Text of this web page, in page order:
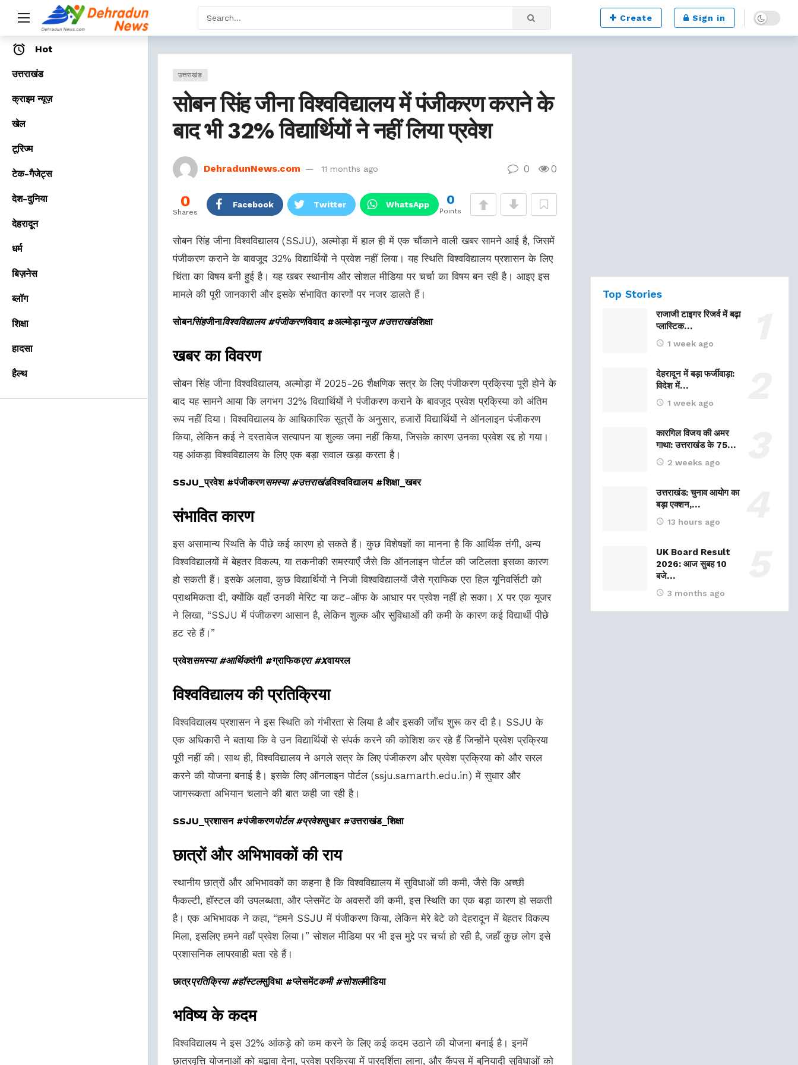
Create Sign in Dark mode
उत्तराखंड
सोबन सिंह जीना विश्वविद्यालय में पंजीकरण कराने के
बाद भी 32% विद्यार्थियों ने नहीं लिया प्रवेश
DehradunNews.com 11 months ago 0 0
0
Shares
Facebook Twitter WhatsApp 0
Points
सोबन सिंह जीना विश्वविद्यालय (SSJU), अल्मोड़ा में हाल ही में एक चौंकाने वाली खबर सामने आई है, जिसमें
पंजीकरण कराने के बावजूद 32% विद्यार्थियों ने प्रवेश नहीं लिया। यह स्थिति विश्वविद्यालय प्रशासन के लिए
चिंता का विषय बनी हुई है। यह खबर स्थानीय और सोशल मीडिया पर चर्चा का विषय बन रही है। आइए इस
मामले की पूरी जानकारी और इसके संभावित कारणों पर नजर डालते हैं।
सोबनसिंहजीनाविश्वविद्यालय #पंजीकरणविवाद #अल्मोड़ान्यूज #उत्तराखंडशिक्षा
खबर का विवरण
सोबन सिंह जीना विश्वविद्यालय, अल्मोड़ा में 2025-26 शैक्षणिक सत्र के लिए पंजीकरण प्रक्रिया पूरी होने के
बाद यह सामने आया कि लगभग 32% विद्यार्थियों ने पंजीकरण कराने के बावजूद प्रवेश प्रक्रिया को अंतिम
रूप नहीं दिया। विश्वविद्यालय के आधिकारिक सूत्रों के अनुसार, हजारों विद्यार्थियों ने ऑनलाइन पंजीकरण
किया, लेकिन कई ने दस्तावेज सत्यापन या शुल्क जमा नहीं किया, जिसके कारण उनका प्रवेश रद्द हो गया।
यह आंकड़ा विश्वविद्यालय के लिए एक बड़ा सवाल खड़ा करता है।
SSJU_प्रवेश #पंजीकरणसमस्या #उत्तराखंडविश्वविद्यालय #शिक्षा_खबर
संभावित कारण
इस असामान्य स्थिति के पीछे कई कारण हो सकते हैं। कुछ विशेषज्ञों का मानना है कि आर्थिक तंगी, अन्य
विश्वविद्यालयों में बेहतर विकल्प, या तकनीकी समस्याएँ जैसे कि ऑनलाइन पोर्टल की जटिलता इसका कारण
हो सकती हैं। इसके अलावा, कुछ विद्यार्थियों ने निजी विश्वविद्यालयों जैसे ग्राफिक एरा हिल यूनिवर्सिटी को
प्राथमिकता दी, क्योंकि वहाँ उनकी मेरिट या कट-ऑफ के आधार पर प्रवेश नहीं हो सका। X पर एक यूजर
ने लिखा, “SSJU में पंजीकरण आसान है, लेकिन शुल्क और सुविधाओं की कमी के कारण कई विद्यार्थी पीछे
हट रहे हैं।”
प्रवेशसमस्या #आर्थिकतंगी #ग्राफिकएरा #Xवायरल
विश्वविद्यालय की प्रतिक्रिया
विश्वविद्यालय प्रशासन ने इस स्थिति को गंभीरता से लिया है और इसकी जाँच शुरू कर दी है। SSJU के
एक अधिकारी ने बताया कि वे उन विद्यार्थियों से संपर्क करने की कोशिश कर रहे हैं जिन्होंने प्रवेश प्रक्रिया
पूरी नहीं की। साथ ही, विश्वविद्यालय ने अगले सत्र के लिए पंजीकरण और प्रवेश प्रक्रिया को और सरल
करने की योजना बनाई है। इसके लिए ऑनलाइन पोर्टल (ssju.samarth.edu.in) में सुधार और
जागरूकता अभियान चलाने की बात कही जा रही है।
SSJU_प्रशासन #पंजीकरणपोर्टल #प्रवेशसुधार #उत्तराखंड_शिक्षा
छात्रों और अभिभावकों की राय
स्थानीय छात्रों और अभिभावकों का कहना है कि विश्वविद्यालय में सुविधाओं की कमी, जैसे कि अच्छी
फैकल्टी, हॉस्टल की उपलब्धता, और प्लेसमेंट के अवसरों की कमी, इस स्थिति का एक बड़ा कारण हो सकती
है। एक अभिभावक ने कहा, “हमने SSJU में पंजीकरण किया, लेकिन मेरे बेटे को देहरादून में बेहतर विकल्प
मिला, इसलिए हमने वहाँ प्रवेश लिया।” सोशल मीडिया पर भी इस मुद्दे पर चर्चा हो रही है, जहाँ कुछ लोग इसे
प्रशासनिक लापरवाही बता रहे हैं।
छात्रप्रतिक्रिया #हॉस्टलसुविधा #प्लेसमेंटकमी #सोशलमीडिया
भविष्य के कदम
विश्वविद्यालय ने इस 32% आंकड़े को कम करने के लिए कई कदम उठाने की योजना बनाई है। इनमें
छात्रवृत्ति योजनाओं को बढ़ावा देना, प्रवेश प्रक्रिया में पारदर्शिता लाना, और कैंपस में बुनियादी सुविधाओं को
Top Stories
राजाजी टाइगर रिजर्व में बढ़ा
प्लास्टिक…
1 week ago
देहरादून में बड़ा फर्जीवाड़ा:
विदेश में…
1 week ago
कारगिल विजय की अमर
गाथा: उत्तराखंड के 75…
2 weeks ago
उत्तराखंड: चुनाव आयोग का
बड़ा एक्शन,…
13 hours ago
UK Board Result
2026: आज सुबह 10
बजे…
3 months ago
Home
Hot
उत्तराखंड
क्राइम न्यूज़
खेल
टूरिज्म
टेक-गैजेट्स
देश-दुनिया
देहरादून
धर्म
बिज़नेस
ब्लॉग
शिक्षा
हादसा
हैल्थ